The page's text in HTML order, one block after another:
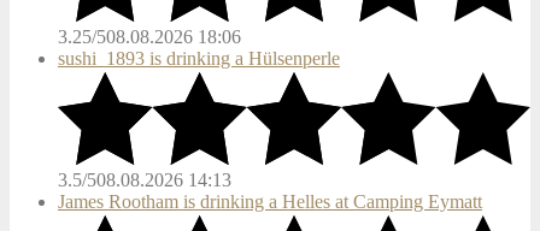
3.25/508.08.2026 18:06
sushi_1893 is drinking a Hülsenperle
3.5/508.08.2026 14:13
James Rootham is drinking a Helles at Camping Eymatt